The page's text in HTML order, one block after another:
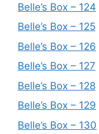
Belle’s Box – 124
Belle’s Box – 125
Belle’s Box – 126
Belle’s Box – 127
Belle’s Box – 128
Belle’s Box – 129
Belle’s Box – 130